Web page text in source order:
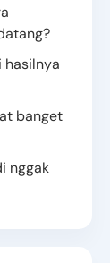
hasilnya
banget
nggak